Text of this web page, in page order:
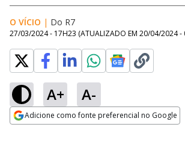
O VÍCIO | Do R7
27/03/2024 - 17H23 (ATUALIZADO EM 20/04/2024 -
A+ A-
Adicione como fonte preferencial no Google